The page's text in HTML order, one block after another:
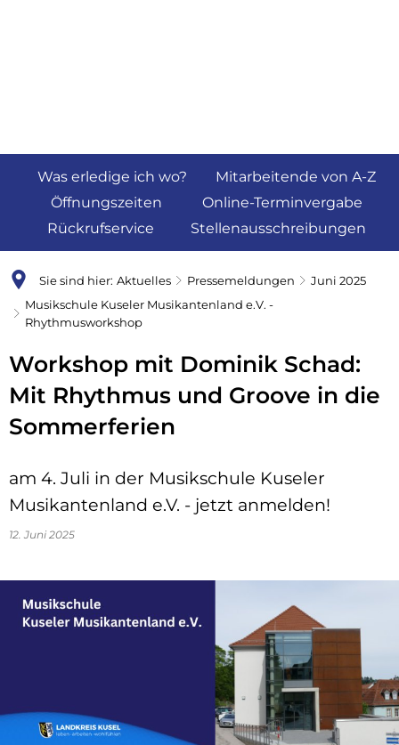
Was erledige ich wo?
Mitarbeitende von A-Z
Öffnungszeiten
Online-Terminvergabe
Rückrufservice
Stellenausschreibungen
Sie sind hier: Aktuelles Pressemeldungen
Juni 2025
Musikschule Kuseler Musikantenland e.V. -
Rhythmusworkshop
Workshop mit Dominik Schad:
Mit Rhythmus und Groove in die
Sommerferien
am 4. Juli in der Musikschule Kuseler
Musikantenland e.V. - jetzt anmelden!
12. Juni 2025